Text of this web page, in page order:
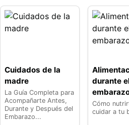
Cuidados de la
madre
La Guía Completa para
Acompañarte Antes,
Durante y Después del
Embarazo...
durante
Cómo
cuidar a tu